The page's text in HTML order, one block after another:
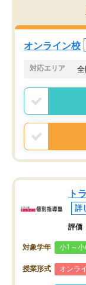
うちの子は、
オンラインツー
共有があり宿題
でした。
言う事で講師変
まりに短期で
う事にして退会
戻せ、授業内容
と思います。
オンライン校
対応エリア 全
ト
詳
評価
対象学年 小1～小
授業形式 オンラ